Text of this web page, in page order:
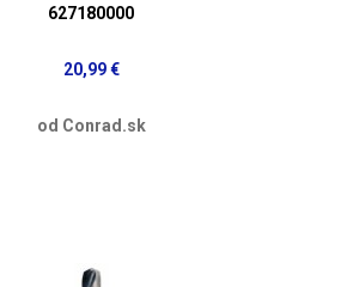
627180000
20,99 €
od Conrad.sk